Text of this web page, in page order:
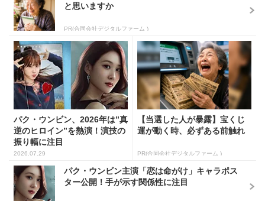
と思いますか
PR(合同会社デジタルファーム )
パク・ウンビン、2026年は”真
逆のヒロイン”を熱演！演技の
振り幅に注目
2026.07.29
【当選した人が暴露】宝くじ
運が動く時、必ずある前触れ
PR(合同会社デジタルファーム )
パク・ウンビン主演「恋は命がけ」キャラポス
ター公開！手が示す関係性に注目